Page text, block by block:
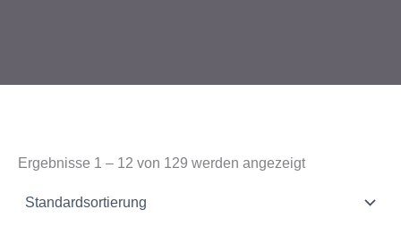
Ergebnisse 1 – 12 von 129 werden angezeigt